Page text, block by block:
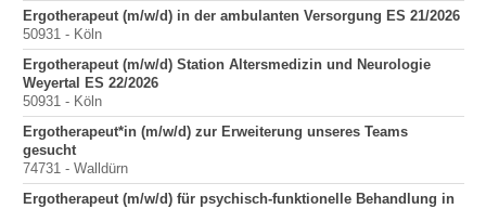
Ergotherapeut (m/w/d) in der ambulanten Versorgung ES 21/2026
50931 - Köln
Ergotherapeut (m/w/d) Station Altersmedizin und Neurologie
Weyertal ES 22/2026
50931 - Köln
Ergotherapeut*in (m/w/d) zur Erweiterung unseres Teams
gesucht
74731 - Walldürn
Ergotherapeut (m/w/d) für psychisch-funktionelle Behandlung in